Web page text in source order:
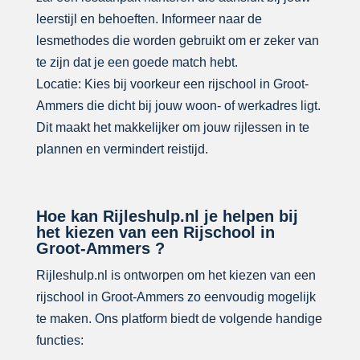
leerstijl en behoeften. Informeer naar de
lesmethodes die worden gebruikt om er zeker van
te zijn dat je een goede match hebt.
Locatie: Kies bij voorkeur een rijschool in Groot-
Ammers die dicht bij jouw woon- of werkadres ligt.
Dit maakt het makkelijker om jouw rijlessen in te
plannen en vermindert reistijd.
Hoe kan Rijleshulp.nl je helpen bij
het kiezen van een Rijschool in
Groot-Ammers ?
Rijleshulp.nl is ontworpen om het kiezen van een
rijschool in Groot-Ammers zo eenvoudig mogelijk
te maken. Ons platform biedt de volgende handige
functies: